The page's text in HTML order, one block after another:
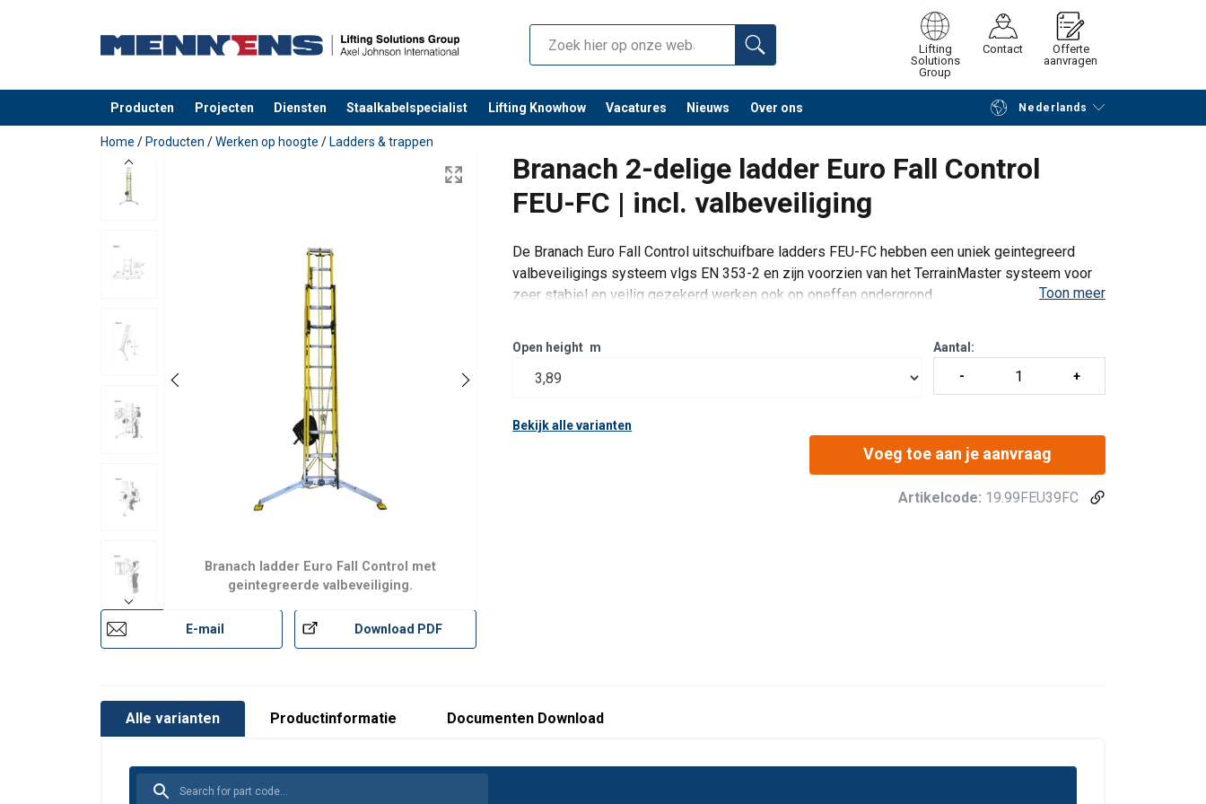
Lifting
Solutions
Group
Contact
Offerte
aanvragen
Producten Projecten Diensten Staalkabelspecialist Lifting Knowhow Vacatures Nieuws Over ons Nederlands
toegevoegd aan uw offerte Verder winkelen Vraag offerte aan
Home / Producten /Werken op hoogte / Ladders & trappen
Branach 2-delige ladder Euro Fall Control
FEU-FC | incl. valbeveiliging
Branach ladder Euro Fall Control met
geintegreerde valbeveiliging.
E-mail Download PDF
De Branach Euro Fall Control uitschuifbare ladders FEU-FC hebben een uniek geintegreerd
valbeveiligings systeem vlgs EN 353-2 en zijn voorzien van het TerrainMaster systeem voor
zeer stabiel en veilig gezekerd werken ook op oneffen ondergrond.
Ze zijn sterker dan alle andere glasvezelladders op de
Toon meer
Open height m Aantal:
Bekijk alle varianten
Voeg toe aan je aanvraag
Artikelcode: 19.99FEU39FC
Alle varianten Productinformatie Documenten Download
Norm:
Opmerking:
Branach - EU Brochure (Dutch).pdf